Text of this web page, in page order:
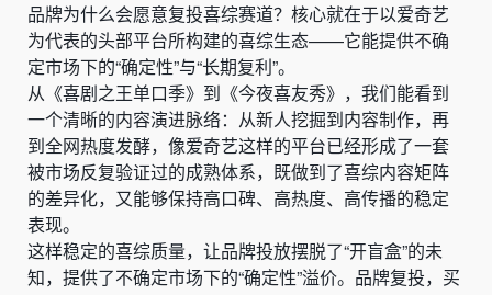
品牌为什么会愿意复投喜综赛道？核心就在于以爱奇艺
为代表的头部平台所构建的喜综生态——它能提供不确
定市场下的“确定性”与“长期复利”。
从《喜剧之王单口季》到《今夜喜友秀》，我们能看到
一个清晰的内容演进脉络：从新人挖掘到内容制作，再
到全网热度发酵，像爱奇艺这样的平台已经形成了一套
被市场反复验证过的成熟体系，既做到了喜综内容矩阵
的差异化，又能够保持高口碑、高热度、高传播的稳定
表现。
这样稳定的喜综质量，让品牌投放摆脱了“开盲盒”的未
知，提供了不确定市场下的“确定性”溢价。品牌复投，买